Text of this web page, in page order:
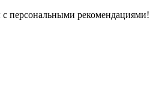
с персональными рекомендациями!